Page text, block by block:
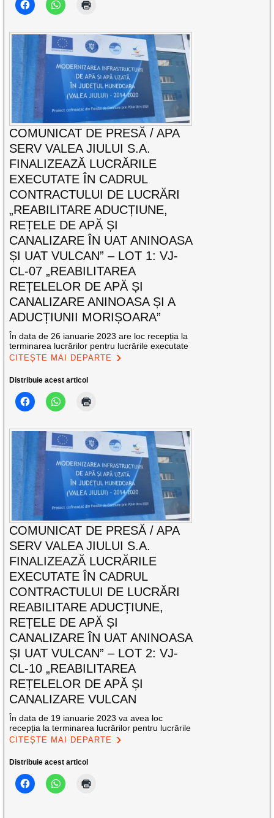
COMUNICAT DE PRESĂ / APA
SERV VALEA JIULUI S.A.
FINALIZEAZĂ LUCRĂRILE
EXECUTATE ÎN CADRUL
CONTRACTULUI DE LUCRĂRI
„REABILITARE ADUCȚIUNE,
REȚELE DE APĂ ȘI
CANALIZARE ÎN UAT ANINOASA
ȘI UAT VULCAN” – LOT 1: VJ-
CL-07 „REABILITAREA
REȚELELOR DE APĂ ȘI
CANALIZARE ANINOASA ȘI A
ADUCȚIUNII MORIȘOARA”
În data de 26 ianuarie 2023 are loc recepția la
terminarea lucrărilor pentru lucrările executate
CITEȘTE MAI DEPARTE
Distribuie acest articol
COMUNICAT DE PRESĂ / APA
SERV VALEA JIULUI S.A.
FINALIZEAZĂ LUCRĂRILE
EXECUTATE ÎN CADRUL
CONTRACTULUI DE LUCRĂRI
REABILITARE ADUCȚIUNE,
REȚELE DE APĂ ȘI
CANALIZARE ÎN UAT ANINOASA
ȘI UAT VULCAN” – LOT 2: VJ-
CL-10 „REABILITAREA
REȚELELOR DE APĂ ȘI
CANALIZARE VULCAN
În data de 19 ianuarie 2023 va avea loc
recepția la terminarea lucrărilor pentru lucrările
CITEȘTE MAI DEPARTE
Distribuie acest articol